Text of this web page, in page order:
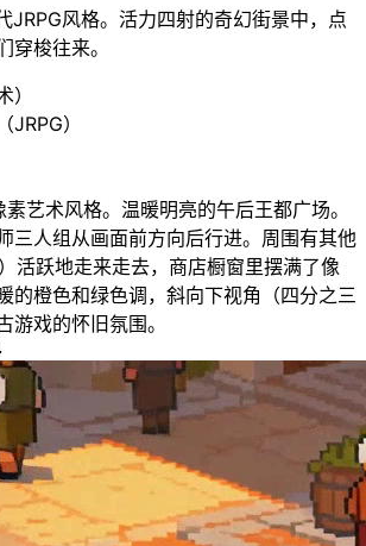
JRPG风格。活力四射的奇幻街景中，点
穿梭往来。
）
艺术风格。温暖明亮的午后王都广场。
三人组从画面前方向后行进。周围有其他
活跃地走来走去，商店橱窗里摆满了像
的橙色和绿色调，斜向下视角（四分之三
游戏的怀旧氛围。